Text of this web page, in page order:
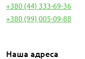
+380 (44) 333-69-36
+380 (99) 005-09-88
Наша адреса